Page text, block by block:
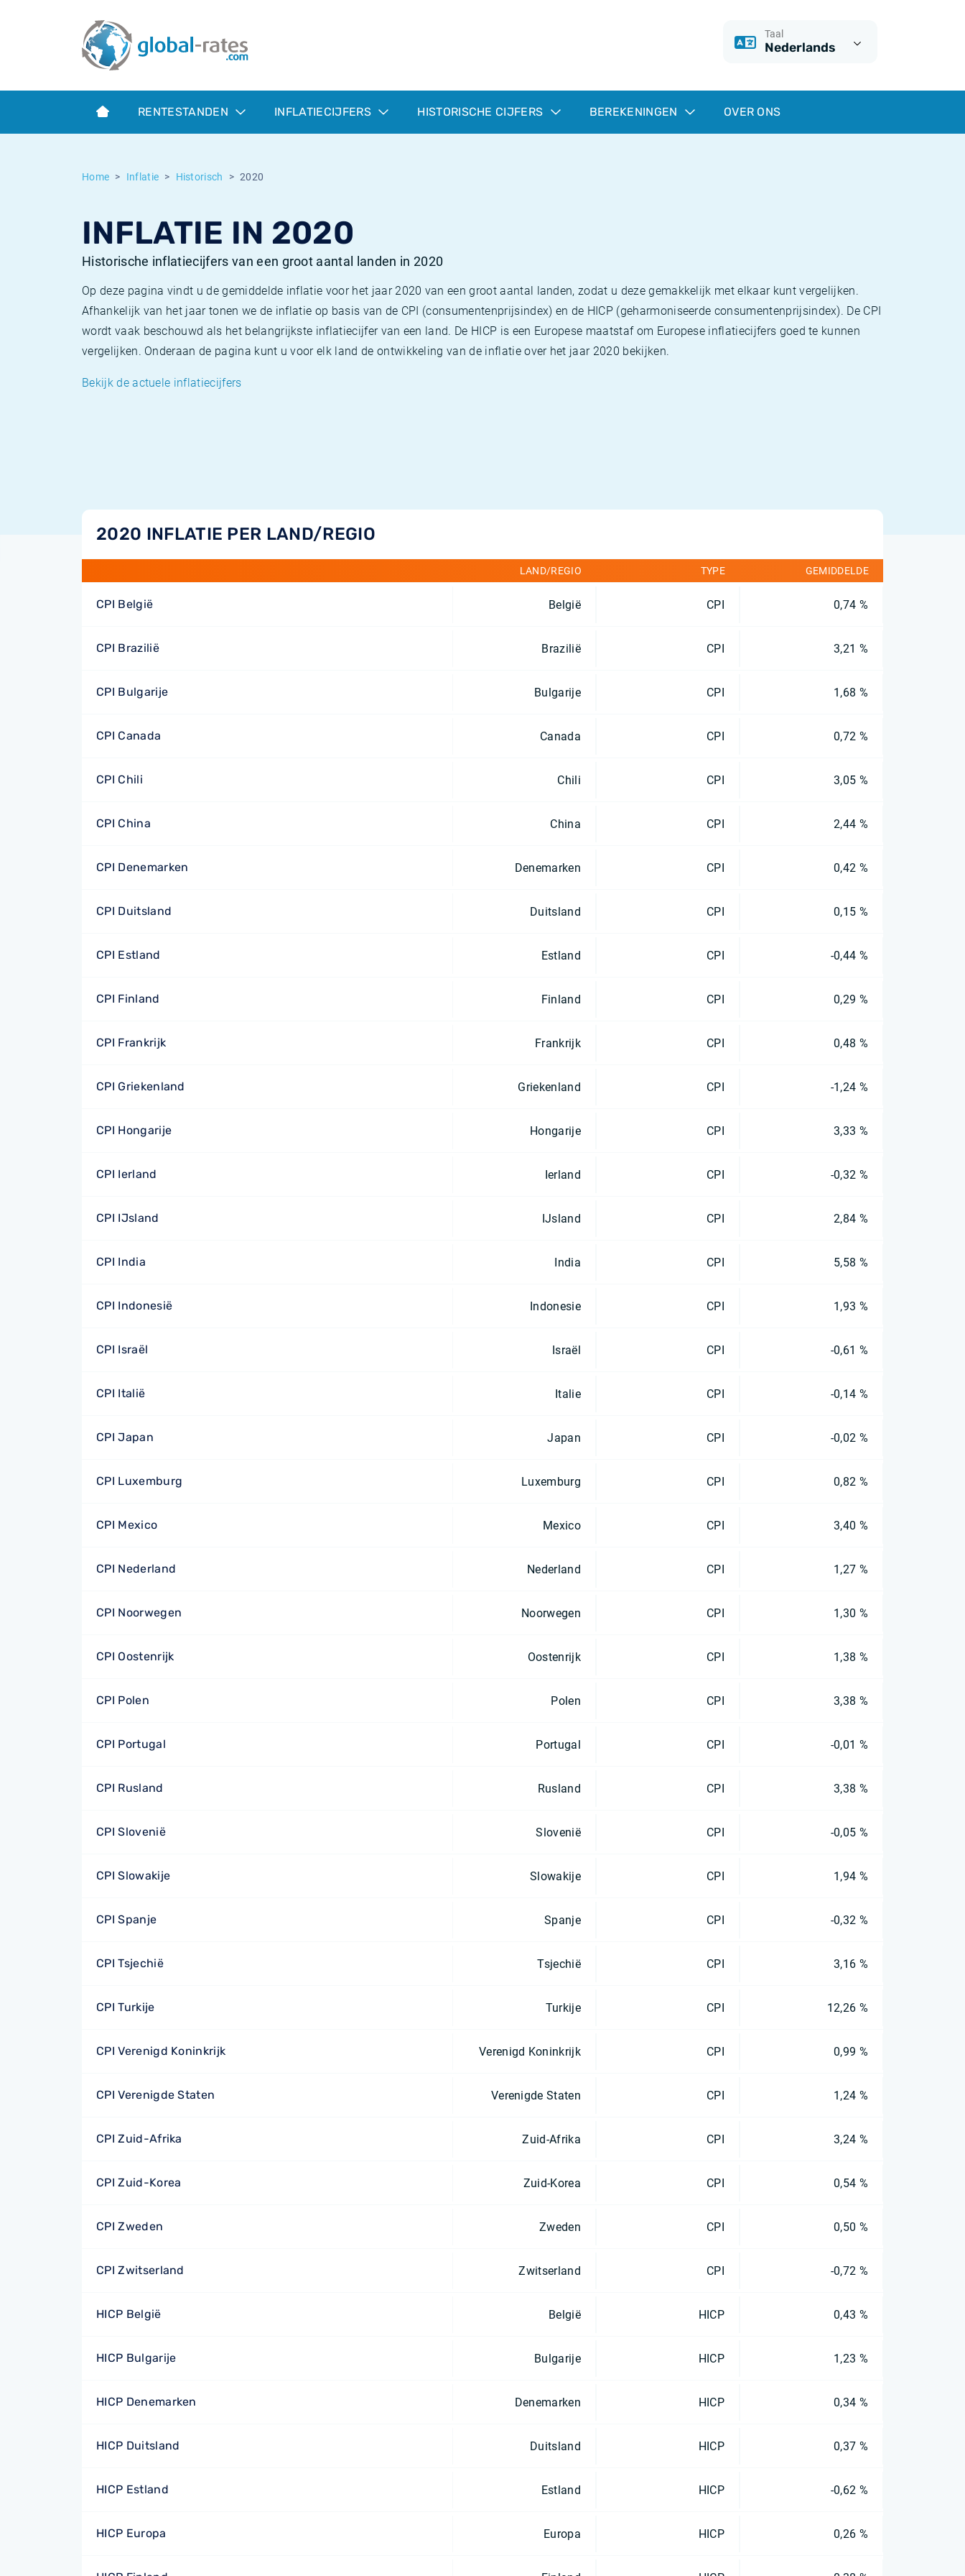
Taal
Nederlands
RENTESTANDEN INFLATIECIJFERS HISTORISCHE CIJFERS BEREKENINGEN OVER ONS
Home Inflatie Historisch 2020
INFLATIE IN 2020
Historische inflatiecijfers van een groot aantal landen in 2020
Op deze pagina vindt u de gemiddelde inflatie voor het jaar 2020 van een groot aantal landen, zodat u deze gemakkelijk met elkaar kunt vergelijken.
Afhankelijk van het jaar tonen we de inflatie op basis van de CPI (consumentenprijsindex) en de HICP (geharmoniseerde consumentenprijsindex). De CPI
wordt vaak beschouwd als het belangrijkste inflatiecijfer van een land. De HICP is een Europese maatstaf om Europese inflatiecijfers goed te kunnen
vergelijken. Onderaan de pagina kunt u voor elk land de ontwikkeling van de inflatie over het jaar 2020 bekijken.
Bekijk de actuele inflatiecijfers
2020 INFLATIE PER LAND/REGIO
LAND/REGIO TYPE GEMIDDELDE
CPI België België CPI 0,74 %
CPI Brazilië Brazilië CPI 3,21 %
CPI Bulgarije Bulgarije CPI 1,68 %
CPI Canada Canada CPI 0,72 %
CPI Chili Chili CPI 3,05 %
CPI China China CPI 2,44 %
CPI Denemarken Denemarken CPI 0,42 %
CPI Duitsland Duitsland CPI 0,15 %
CPI Estland Estland CPI -0,44 %
CPI Finland Finland CPI 0,29 %
CPI Frankrijk Frankrijk CPI 0,48 %
CPI Griekenland Griekenland CPI -1,24 %
CPI Hongarije Hongarije CPI 3,33 %
CPI Ierland Ierland CPI -0,32 %
CPI IJsland IJsland CPI 2,84 %
CPI India India CPI 5,58 %
CPI Indonesië Indonesie CPI 1,93 %
CPI Israël Israël CPI -0,61 %
CPI Italië Italie CPI -0,14 %
CPI Japan Japan CPI -0,02 %
CPI Luxemburg Luxemburg CPI 0,82 %
CPI Mexico Mexico CPI 3,40 %
CPI Nederland Nederland CPI 1,27 %
CPI Noorwegen Noorwegen CPI 1,30 %
CPI Oostenrijk Oostenrijk CPI 1,38 %
CPI Polen Polen CPI 3,38 %
CPI Portugal Portugal CPI -0,01 %
CPI Rusland Rusland CPI 3,38 %
CPI Slovenië Slovenië CPI -0,05 %
CPI Slowakije Slowakije CPI 1,94 %
CPI Spanje Spanje CPI -0,32 %
CPI Tsjechië Tsjechië CPI 3,16 %
CPI Turkije Turkije CPI 12,26 %
CPI Verenigd Koninkrijk Verenigd Koninkrijk CPI 0,99 %
CPI Verenigde Staten Verenigde Staten CPI 1,24 %
CPI Zuid-Afrika Zuid-Afrika CPI 3,24 %
CPI Zuid-Korea Zuid-Korea CPI 0,54 %
CPI Zweden Zweden CPI 0,50 %
CPI Zwitserland Zwitserland CPI -0,72 %
HICP België België HICP 0,43 %
HICP Bulgarije Bulgarije HICP 1,23 %
HICP Denemarken Denemarken HICP 0,34 %
HICP Duitsland Duitsland HICP 0,37 %
HICP Estland Estland HICP -0,62 %
HICP Europa Europa HICP 0,26 %
Term SOFR
Wat is CPI inflatie?
Wat is HICP inflatie?
Europese inflatie - HICP
Euribor historie
ESTER historie
Historische inflatie
Inflatiecalculator